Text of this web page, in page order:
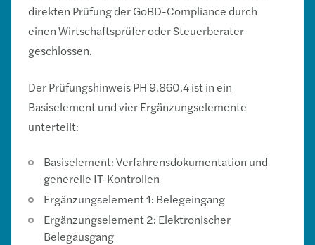
direkten Prüfung der GoBD-Compliance durch
einen Wirtschaftsprüfer oder Steuerberater
geschlossen.
Der Prüfungshinweis PH 9.860.4 ist in ein
Basiselement und vier Ergänzungselemente
unterteilt:
Basiselement: Verfahrensdokumentation und
generelle IT-Kontrollen
Ergänzungselement 1: Belegeingang
Ergänzungselement 2: Elektronischer
Belegausgang